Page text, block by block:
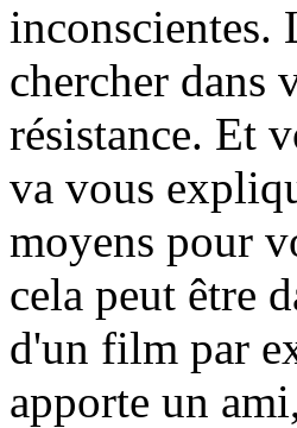
inconscientes.
chercher dans
résistance. Et
va vous
moyens pour
cela peut être
d'un film par
apporte un